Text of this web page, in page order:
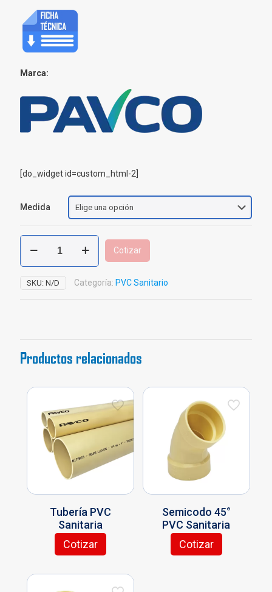
Marca:
[do_widget id=custom_html-2]
Medida
Tee
Reducida
PVC
Sanitaria
cantidad
Cotizar
SKU: N/D Categoría: PVC Sanitario
Productos relacionados
Tubería PVC
Sanitaria
Cotizar
Este
tiene
Semicodo 45°
PVC Sanitaria
Cotizar
Este